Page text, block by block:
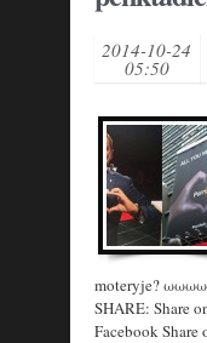
2014-10-24
05:50
moteryje?
SHARE: Share
Facebook Share